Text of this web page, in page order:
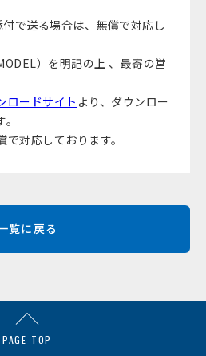
で送る場合は、無償で対応し
）を明記の上 、 最寄の営
ロードサイト より、ダウンロー
対応しております。
覧に戻る
PAGE TOP